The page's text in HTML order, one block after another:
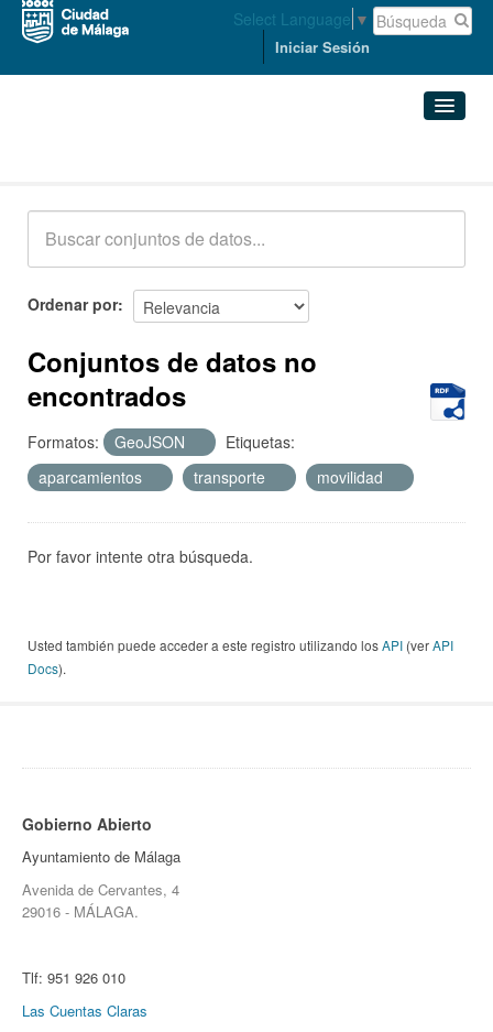
Select Language ▼
Iniciar Sesión
Acerca de
Ordenar por
Conjuntos de datos no
encontrados
Formatos: GeoJSON
Etiquetas:
aparcamientos
transporte movilidad
Por favor intente otra búsqueda.
Usted también puede acceder a este registro utilizando losAPI (verAPI
Docs).
Gobierno Abierto
Ayuntamiento de Málaga
Avenida de Cervantes, 4
29016 - MÁLAGA.
Tlf: 951 926 010
Las Cuentas Claras